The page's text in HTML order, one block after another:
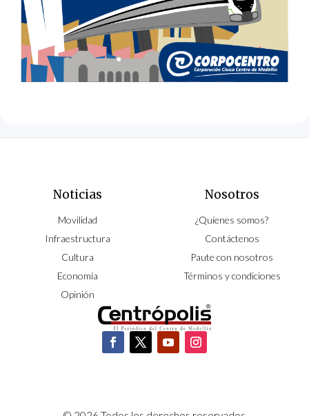
Noticias
Movilidad
Infraestructura
Cultura
Economía
Opinión
Nosotros
¿Quíenes somos?
Contáctenos
Paute con nosotros
Términos y condiciones